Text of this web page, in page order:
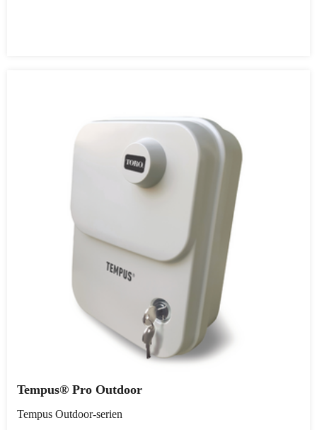
Tempus® Pro Outdoor
Tempus Outdoor-serien